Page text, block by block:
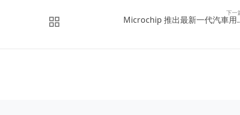
下一
Microchip 推出最新一代汽車用